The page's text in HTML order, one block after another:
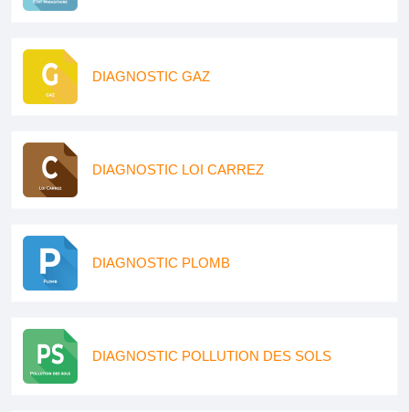
DIAGNOSTIC GAZ
DIAGNOSTIC LOI CARREZ
DIAGNOSTIC PLOMB
DIAGNOSTIC POLLUTION DES SOLS